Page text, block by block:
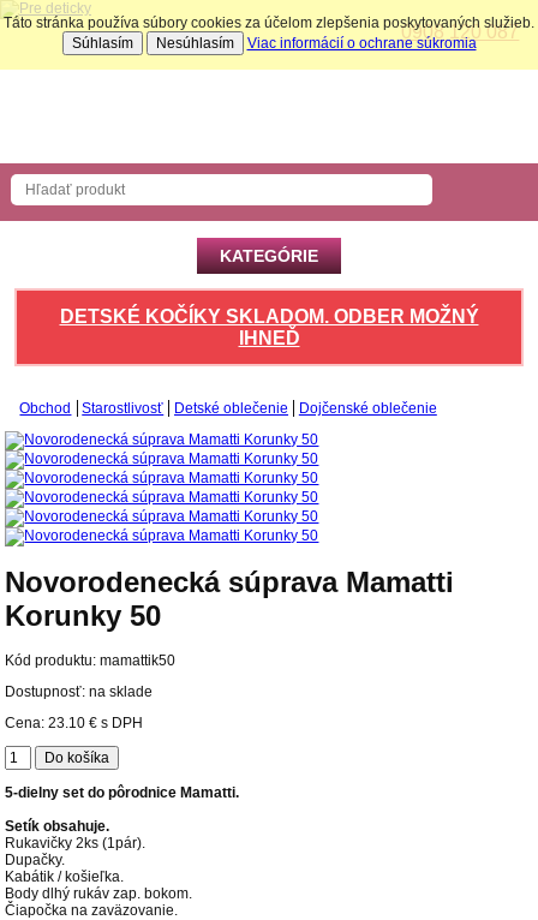
0908 120 087
KATEGÓRIE
DETSKÉ KOČÍKY SKLADOM. ODBER MOŽNÝ
IHNEĎ
Obchod Starostlivosť Detské oblečenie Dojčenské oblečenie
Novorodenecká súprava Mamatti
Korunky 50
Kód produktu:mamattik50
Dostupnosť: na sklade
Cena:23.10 € s DPH
5-dielny set do pôrodnice Mamatti.
Setík obsahuje.
Rukavičky 2ks (1pár).
Dupačky.
Kabátik / košieľka.
Body dlhý rukáv zap. bokom.
Čiapočka na zaväzovanie.
Táto stránka používa súbory cookies za účelom zlepšenia poskytovaných služieb.
Súhlasím
Nesúhlasím Viac informácií o ochrane súkromia